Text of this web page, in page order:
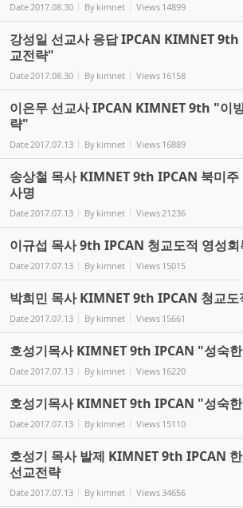
Date 2017.08.30 By kimnet Views 14899
강성일 선교사 응답 IPCAN KIMNET 9th
교전략"
Date 2017.08.30 By kimnet Views 16158
이은무 선교사 IPCAN KIMNET 9th "이
략"
Date 2017.07.13 By kimnet Views 16889
송상철 목사 KIMNET 9th IPCAN 북미주
사명
Date 2017.07.13 By kimnet Views 21236
이규섭 목사 9th IPCAN 청교도적 영성
Date 2017.07.13 By kimnet Views 15015
박희민 목사 KIMNET 9th IPCAN 청교도
Date 2017.07.13 By kimnet Views 15661
호성기목사 KIMNET 9th IPCAN "성숙
Date 2017.07.13 By kimnet Views 16220
호성기목사 KIMNET 9th IPCAN "성숙
Date 2017.07.13 By kimnet Views 15110
호성기 목사 발제 KIMNET 9th IPCAN
선교전략
Date 2017.07.13 By kimnet Views 34656